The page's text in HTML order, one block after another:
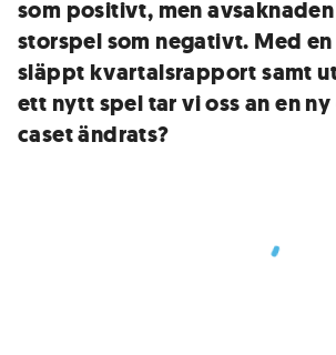
som positivt, men
storspel som negativt. Med
släppt kvartalsrapport samt
ett nytt spel tar vi oss an en
caset ändrats?